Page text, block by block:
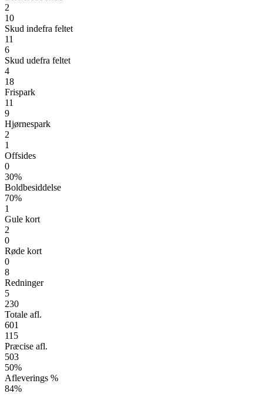
2
10
Skud indefra feltet
11
6
Skud udefra feltet
4
18
Frispark
11
9
Hjørnespark
2
1
Offsides
0
30%
Boldbesiddelse
70%
1
Gule kort
2
0
Røde kort
0
8
Redninger
5
230
Totale afl.
601
115
Præcise afl.
503
50%
Afleverings %
84%